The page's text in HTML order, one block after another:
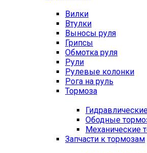
Вилки
Втулки
Выносы руля
Грипсы
Обмотка руля
Рули
Рулевые колонки
Рога на руль
Тормоза
Ободные
Механические
Запчасти к тормозам